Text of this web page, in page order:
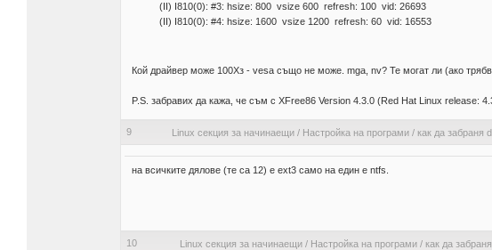
(II) I810(0): #3: hsize: 800 vsize 600 refresh: 100 vid: 26693
(II) I810(0): #4: hsize: 1600 vsize 1200 refresh: 60 vid: 16553
Кой драйвер може 100Хз - vesa също не може. mga, nv? Те могат ли (ако
P.S. забравих да кажа, че съм с XFree86 Version 4.3.0 (Red Hat Linux release:
9 Linux секция за начинаещи / Настройка на програми / как да забраня
на всичките дялове (те са 12) е ext3 само на един е ntfs.
10 Linux секция за начинаещи / Настройка на програми / как да